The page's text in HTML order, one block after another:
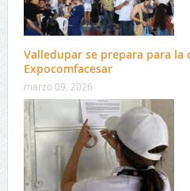
Valledupar se prepara para la
Expocomfacesar
marzo 09, 2026